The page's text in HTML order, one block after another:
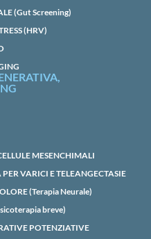
(Gut Screening)
(HRV)
MESENCHIMALI
VARICI E TELEANGECTASIE
(Terapia Neurale)
breve)
POTENZIATIVE